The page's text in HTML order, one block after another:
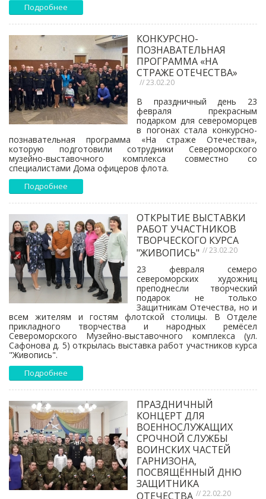
Подробнее
КОНКУРСНО-
ПОЗНАВАТЕЛЬНАЯ
ПРОГРАММА «НА
СТРАЖЕ ОТЕЧЕСТВА»
// 23.02.20
В праздничный день 23
февраля прекрасным
подарком для североморцев
в погонах стала конкурсно-
познавательная программа «На страже Отечества»,
которую подготовили сотрудники Североморского
музейно-выставочного комплекса совместно со
специалистами Дома офицеров флота.
Подробнее
ОТКРЫТИЕ ВЫСТАВКИ
РАБОТ УЧАСТНИКОВ
ТВОРЧЕСКОГО КУРСА
"ЖИВОПИСЬ" // 23.02.20
23 февраля семеро
североморских художниц
преподнесли творческий
подарок не только
Защитникам Отечества, но и
всем жителям и гостям флотской столицы. В Отделе
прикладного творчества и народных ремёсел
Североморского Музейно-выставочного комплекса (ул.
Сафонова д. 5) открылась выставка работ участников курса
"Живопись".
Подробнее
ПРАЗДНИЧНЫЙ
КОНЦЕРТ ДЛЯ
ВОЕННОСЛУЖАЩИХ
СРОЧНОЙ СЛУЖБЫ
ВОИНСКИХ ЧАСТЕЙ
ГАРНИЗОНА,
ПОСВЯЩЁННЫЙ ДНЮ
ЗАЩИТНИКА
ОТЕЧЕСТВА // 22.02.20